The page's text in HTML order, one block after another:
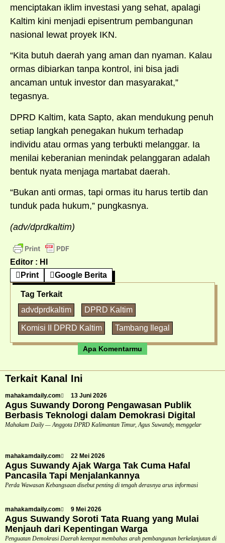
menciptakan iklim investasi yang sehat, apalagi
Kaltim kini menjadi episentrum pembangunan
nasional lewat proyek IKN.
“Kita butuh daerah yang aman dan nyaman. Kalau
ormas dibiarkan tanpa kontrol, ini bisa jadi
ancaman untuk investor dan masyarakat,”
tegasnya.
DPRD Kaltim, kata Sapto, akan mendukung penuh
setiap langkah penegakan hukum terhadap
individu atau ormas yang terbukti melanggar. Ia
menilai keberanian menindak pelanggaran adalah
bentuk nyata menjaga martabat daerah.
“Bukan anti ormas, tapi ormas itu harus tertib dan
tunduk pada hukum,” pungkasnya.
(adv/dprdkaltim)
Editor : HI
Print
Google Berita
Tag Terkait
advdprdkaltim
DPRD Kaltim
Komisi II DPRD Kaltim Tambang Ilegal
Apa Komentarmu
Terkait Kanal Ini
mahakamdaily.com 13 Juni 2026
Agus Suwandy Dorong Pengawasan Publik
Berbasis Teknologi dalam Demokrasi Digital
Mahakam Daily — Anggota DPRD Kalimantan Timur, Agus Suwandy, menggelar
mahakamdaily.com 22 Mei 2026
Agus Suwandy Ajak Warga Tak Cuma Hafal
Pancasila Tapi Menjalankannya
Perda Wawasan Kebangsaan disebut penting di tengah derasnya arus informasi
mahakamdaily.com 9 Mei 2026
Agus Suwandy Soroti Tata Ruang yang Mulai
Menjauh dari Kepentingan Warga
Penguatan Demokrasi Daerah keempat membahas arah pembangunan berkelanjutan di